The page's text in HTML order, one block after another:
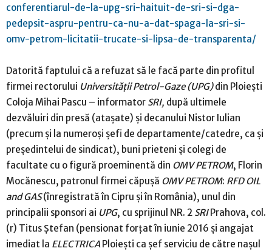
conferentiarul-de-la-upg-sri-haituit-de-sri-si-dga-
pedepsit-aspru-pentru-ca-nu-a-dat-spaga-la-sri-si-
omv-petrom-licitatii-trucate-si-lipsa-de-transparenta/
Datorită faptului că a refuzat să le facă parte din profitul
firmei rectorului Universităţii Petrol-Gaze (UPG)din Ploieşti
Coloja Mihai Pascu – informator SRI, după ultimele
dezvăluiri din presă (ataşate) şi decanului Nistor Iulian
(precum şi la numeroşi şefi de departamente/catedre, ca şi
preşedintelui de sindicat), buni prieteni şi colegi de
facultate cu o figură proeminentă din OMV PETROM, Florin
Mocănescu, patronul firmei căpuşă OMV PETROM: RFD OIL
and GAS(înregistrată în Cipru şi în România), unul din
principalii sponsori ai UPG, cu sprijinul NR. 2 SRIPrahova, col.
(r) Titus Ştefan (pensionat forţat în iunie 2016 şi angajat
imediat la ELECTRICAPloieşti ca şef serviciu de către naşul